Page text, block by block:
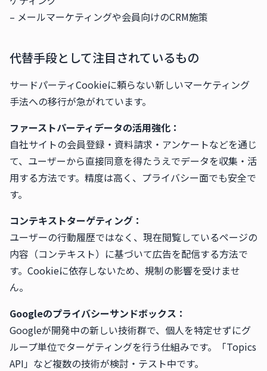
– メールマーケティングや会員向けのCRM施策
代替手段として注目されているもの
サードパーティCookieに頼らない新しいマーケティング
手法への移行が急がれています。
ファーストパーティデータの活用強化：
自社サイトの会員登録・資料請求・アンケートなどを通じ
て、ユーザーから直接同意を得たうえでデータを収集・活
用する方法です。精度は高く、プライバシー面でも安全で
す。
コンテキストターゲティング：
ユーザーの行動履歴ではなく、現在閲覧しているページの
内容（コンテキスト）に基づいて広告を配信する方法で
す。Cookieに依存しないため、規制の影響を受けませ
ん。
Googleのプライバシーサンドボックス：
Googleが開発中の新しい技術群で、個人を特定せずにグ
ループ単位でターゲティングを行う仕組みです。「Topics
API」など複数の技術が検討・テスト中です。